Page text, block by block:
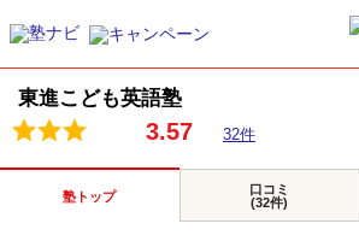
東進こども英語塾
3.57 32件
塾トップ
口コミ
(32件)